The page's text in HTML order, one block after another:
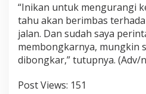
“Inikan untuk mengurangi
tahu akan berimbas
jalan. Dan sudah saya
membongkarnya, mungkin
dibongkar,” tutupnya. (Adv/
Post Views: 151